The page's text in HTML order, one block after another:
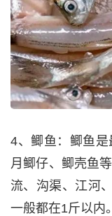
4、鲫鱼：鲫鱼是
月鲫仔、鲫壳鱼
流、沟渠、江河
一般都在1斤以内。